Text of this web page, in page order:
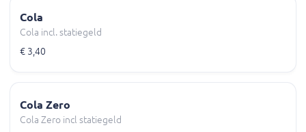
Cola
Cola incl. statiegeld
€ 3,40
Cola Zero
Cola Zero incl statiegeld